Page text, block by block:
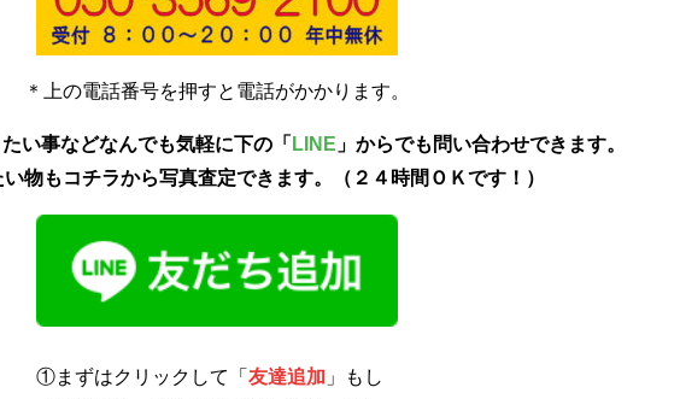
＊上の電話番号を押すと電話がかかります。
い事などなんでも気軽に下の「 LINE 」からでも問い合わせできます。
物もコチラから写真査定できます。（２４時間ＯＫです！）
①まずはクリックして「 友達追加 」もし